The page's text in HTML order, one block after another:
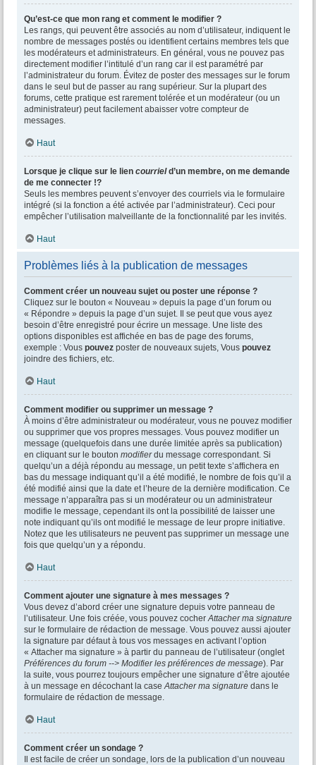
Qu’est-ce que mon rang et comment le modifier ?
Les rangs, qui peuvent être associés au nom d’utilisateur, indiquent le
nombre de messages postés ou identifient certains membres tels que
les modérateurs et administrateurs. En général, vous ne pouvez pas
directement modifier l’intitulé d’un rang car il est paramétré par
l’administrateur du forum. Évitez de poster des messages sur le forum
dans le seul but de passer au rang supérieur. Sur la plupart des
forums, cette pratique est rarement tolérée et un modérateur (ou un
administrateur) peut facilement abaisser votre compteur de
messages.
Haut
Lorsque je clique sur le lien courrield’un membre, on me demande
de me connecter !?
Seuls les membres peuvent s’envoyer des courriels via le formulaire
intégré (si la fonction a été activée par l’administrateur). Ceci pour
empêcher l’utilisation malveillante de la fonctionnalité par les invités.
Haut
Problèmes liés à la publication de messages
Comment créer un nouveau sujet ou poster une réponse ?
Cliquez sur le bouton « Nouveau » depuis la page d’un forum ou
« Répondre » depuis la page d’un sujet. Il se peut que vous ayez
besoin d’être enregistré pour écrire un message. Une liste des
options disponibles est affichée en bas de page des forums,
exemple : Vous pouvez poster de nouveaux sujets, Vous pouvez
joindre des fichiers, etc.
Haut
Comment modifier ou supprimer un message ?
À moins d’être administrateur ou modérateur, vous ne pouvez modifier
ou supprimer que vos propres messages. Vous pouvez modifier un
message (quelquefois dans une durée limitée après sa publication)
en cliquant sur le bouton modifierdu message correspondant. Si
quelqu’un a déjà répondu au message, un petit texte s’affichera en
bas du message indiquant qu’il a été modifié, le nombre de fois qu’il a
été modifié ainsi que la date et l’heure de la dernière modification. Ce
message n’apparaîtra pas si un modérateur ou un administrateur
modifie le message, cependant ils ont la possibilité de laisser une
note indiquant qu’ils ont modifié le message de leur propre initiative.
Notez que les utilisateurs ne peuvent pas supprimer un message une
fois que quelqu’un y a répondu.
Haut
Comment ajouter une signature à mes messages ?
Vous devez d’abord créer une signature depuis votre panneau de
l’utilisateur. Une fois créée, vous pouvez cocherAttacher ma signature
sur le formulaire de rédaction de message. Vous pouvez aussi ajouter
la signature par défaut à tous vos messages en activant l’option
« Attacher ma signature » à partir du panneau de l’utilisateur (onglet
Préférences du forum --> Modifier les préférences de message). Par
la suite, vous pourrez toujours empêcher une signature d’être ajoutée
à un message en décochant la caseAttacher ma signature dans le
formulaire de rédaction de message.
Haut
Comment créer un sondage ?
Il est facile de créer un sondage, lors de la publication d’un nouveau